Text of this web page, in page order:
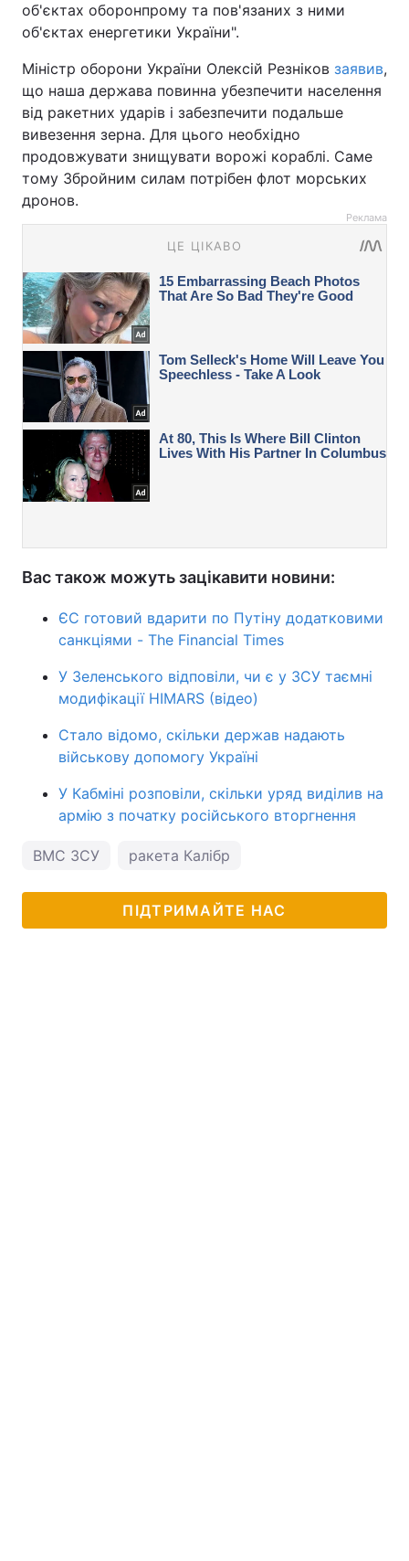
об'єктах оборонпрому та пов'язаних з ними
об'єктах енергетики України".
Міністр оборони України Олексій Резніков заявив,
що наша держава повинна убезпечити населення
від ракетних ударів і забезпечити подальше
вивезення зерна. Для цього необхідно
продовжувати знищувати ворожі кораблі. Саме
тому Збройним силам потрібен флот морських
дронов.
Реклама
Вас також можуть зацікавити новини:
ЄС готовий вдарити по Путіну додатковими
санкціями - The Financial Times
У Зеленського відповіли, чи є у ЗСУ таємні
модифікації HIMARS (відео)
Стало відомо, скільки держав надають
військову допомогу Україні
У Кабміні розповіли, скільки уряд виділив на
армію з початку російського вторгнення
ВМС ЗСУ ракета Калібр
ПІДТРИМАЙТЕ НАС